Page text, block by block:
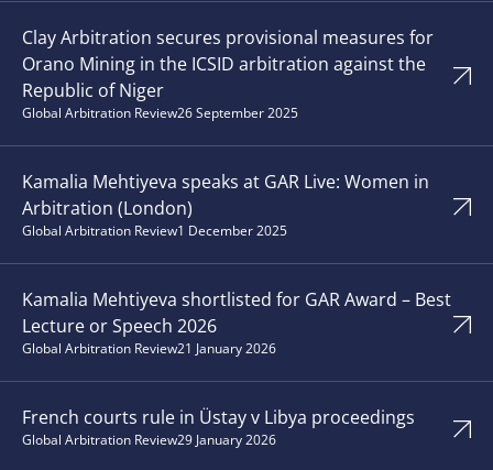
Clay Arbitration secures provisional measures for
Orano Mining in the ICSID arbitration against the
Republic of Niger
Global Arbitration Review26 September 2025
Kamalia Mehtiyeva speaks at GAR Live: Women in
Arbitration (London)
Global Arbitration Review1 December 2025
Kamalia Mehtiyeva shortlisted for GAR Award – Best
Lecture or Speech 2026
Global Arbitration Review21 January 2026
French courts rule in Üstay v Libya proceedings
Global Arbitration Review29 January 2026